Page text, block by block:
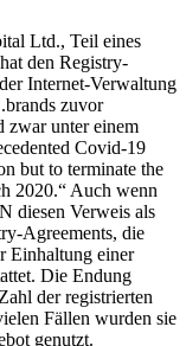
Ltd., Teil eines
den Registry-
Internet-Verwaltung
zuvor
zwar unter einem
Covid-19
but to terminate the
2020.“ Auch wenn
diesen Verweis als
Agreements, die
Einhaltung einer
Die Endung
der registrierten
Fällen wurden sie
genutzt.